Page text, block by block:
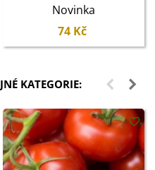
Novinka
74 Kč
KATEGORIE: